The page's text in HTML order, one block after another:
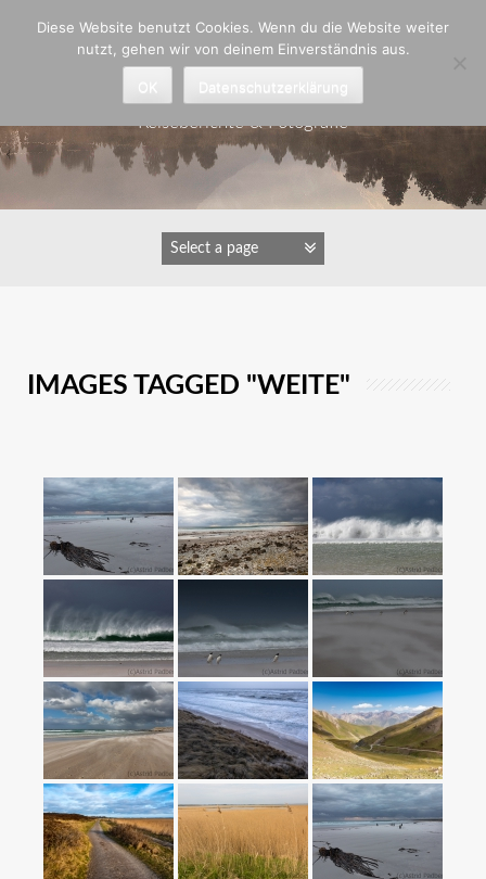
Astrid Padberg
Reiseberichte & Fotografie
IMAGES TAGGED "WEITE"
Diese Website benutzt Cookies. Wenn du die Website weiter
nutzt, gehen wir von deinem Einverständnis aus.